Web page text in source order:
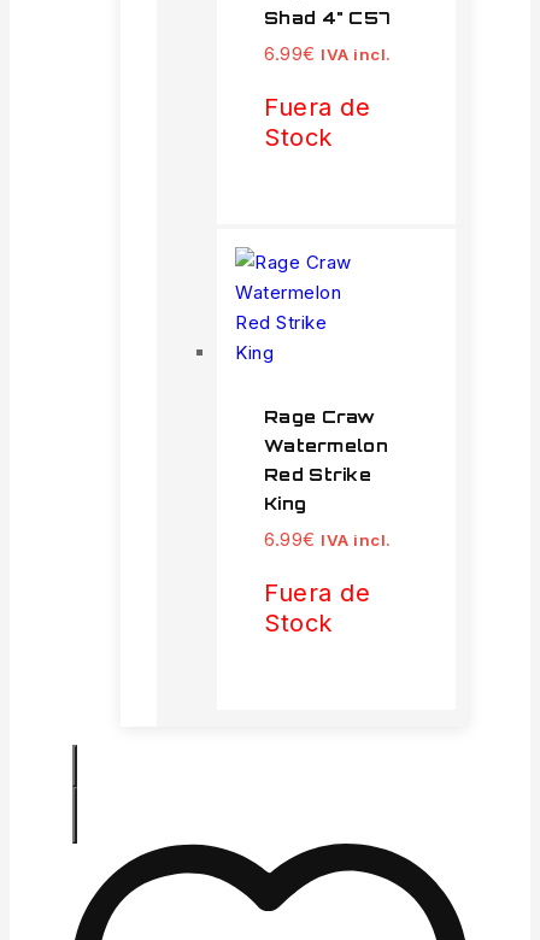
Shad 4" C57
6.99€ IVA incl.
Fuera de
Stock
Rage Craw
Watermelon
Red Strike
King
6.99€ IVA incl.
Fuera de
Stock